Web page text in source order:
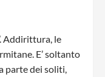
Addirittura, le
E’ soltanto
parte dei soliti,